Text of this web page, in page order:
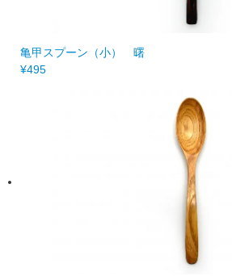
亀甲スプーン（小） 曙
¥495